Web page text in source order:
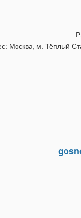
Москва, м. Тёплый